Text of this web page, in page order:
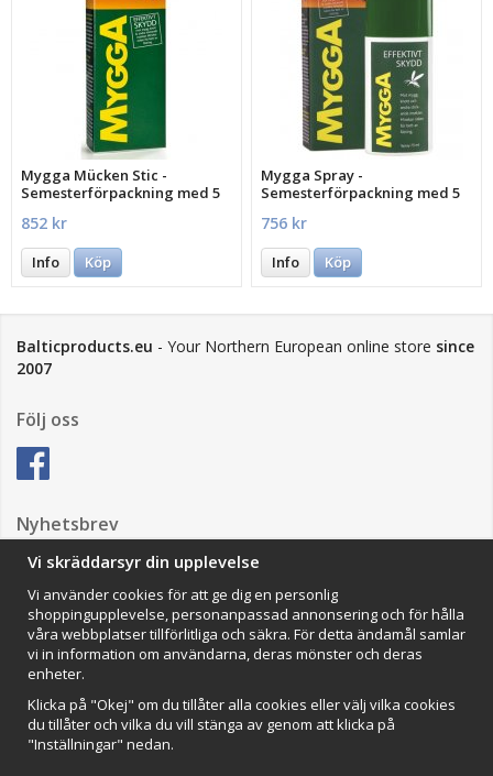
Mygga Mücken Stic -
Semesterförpackning med 5
852 kr
Info Köp
Mygga Spray -
Semesterförpackning med 5
756 kr
Info Köp
Balticproducts.eu - Your Northern European online store since
2007
Följ oss
Nyhetsbrev
Impressum
VAMOS Commerce AB
Organisationsnummer: 559502-0453
Vi skräddarsyr din upplevelse
Vi använder cookies för att ge dig en personlig
shoppingupplevelse, personanpassad annonsering och för hålla
våra webbplatser tillförlitliga och säkra. För detta ändamål samlar
vi in information om användarna, deras mönster och deras
enheter.
Klicka på "Okej" om du tillåter alla cookies eller välj vilka cookies
du tillåter och vilka du vill stänga av genom att klicka på
"Inställningar" nedan.